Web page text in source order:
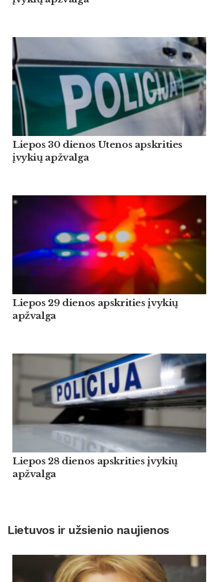
Liepos 30 dienos Utenos apskrities
įvykių apžvalga
Liepos 29 dienos apskrities įvykių
apžvalga
Liepos 28 dienos apskrities įvykių
apžvalga
Lietuvos ir užsienio naujienos